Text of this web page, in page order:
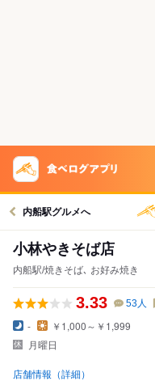
内船駅グルメへ
小林やきそば店
内船駅/焼きそば､ お好み焼き
3.33 53人
-
￥1,000～￥1,999
月曜日
店舗情報（詳細）